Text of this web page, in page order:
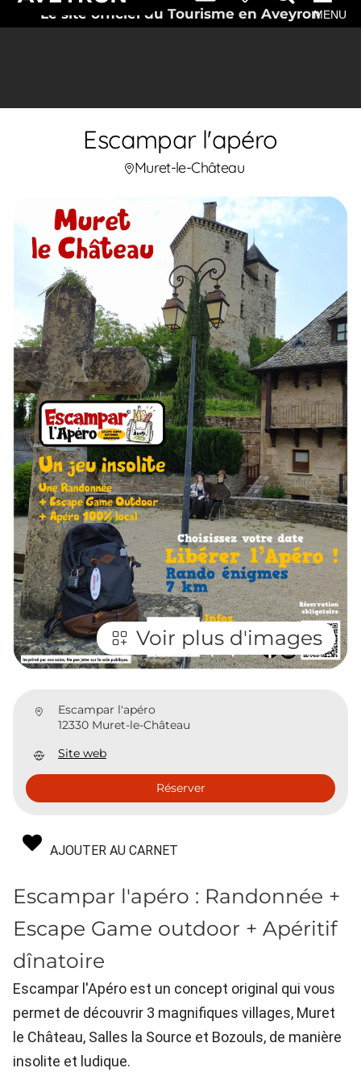
Le site officiel du Tourisme en AveyronMENU
Escampar l'apéro
Muret-le-Château
Voir plus d'images
Escampar l'apéro
12330 Muret-le-Château
Site web
Réserver
AJOUTER AU CARNET
Escampar l'apéro : Randonnée +
Escape Game outdoor + Apéritif
dînatoire
Escampar l'Apéro est un concept original qui vous
permet de découvrir 3 magnifiques villages, Muret
le Château, Salles la Source et Bozouls, de manière
insolite et ludique.